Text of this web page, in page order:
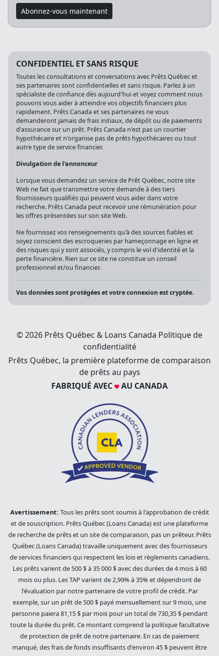
Abonnez-vous maintenant
CONFIDENTIEL ET SANS RISQUE
Toutes les consultations et conversations avec Prêts Québec et
ses partenaires sont confidentielles et sans risque. Parlez à un
spécialiste de confiance dès aujourd'hui et voyez comment nous
pouvons vous aider à atteindre vos objectifs financiers plus
rapidement. Prêts Canada et ses partenaires ne vous
demanderont jamais de frais initiaux, de dépôt ou de paiements
d'assurance sur un prêt. Prêts Canada n'est pas un courtier
hypothécaire et n'organise pas de prêts hypothécaires ou tout
autre type de service financier.
Divulgation de l'annonceur
Lorsque vous demandez un service de Prêt Québec, notre site
Web ne fait que transmettre votre demande à des tiers
fournisseurs qualifiés qui peuvent vous aider dans votre
recherche. Prêts Canada peut recevoir une rémunération pour
les offres présentées sur son site Web.
Ne fournissez vos renseignements qu'à des sources fiables et
soyez conscient des escroqueries par hameçonnage en ligne et
des risques qui y sont associés, y compris le vol d'identité et la
perte financière. Rien sur ce site ne constitue un conseil
professionnel et/ou financier.
Vos données sont protégées et votre connexion est cryptée.
© 2026 Prêts Québec & Loans Canada Politique de
confidentialité
Prêts Québec, la première plateforme de comparaison
de prêts au pays
FABRIQUÉ AVEC
AU CANADA
Avertissement: Tous les prêts sont soumis à l'approbation de crédit
et de souscription. Prêts Québec (Loans Canada) est une plateforme
de recherche de prêts et un site de comparaison, pas un prêteur. Prêts
Québec (Loans Canada) travaille uniquement avec des fournisseurs
de services financiers qui respectent les lois et règlements canadiens.
Les prêts varient de 500 $ à 35 000 $ avec des durées de 4 mois à 60
mois ou plus. Les TAP varient de 2,99% à 35% et dépendront de
l'évaluation par notre partenaire de votre profil de crédit. Par
exemple, sur un prêt de 500 $ payé mensuellement sur 9 mois, une
personne paiera 81,15 $ par mois pour un total de 730,35 $ pendant
toute la durée du prêt. Ce montant comprend la politique facultative
de protection de prêt de notre partenaire. En cas de paiement
manqué, des frais de fonds insuffisants d'environ 45 $ peuvent être